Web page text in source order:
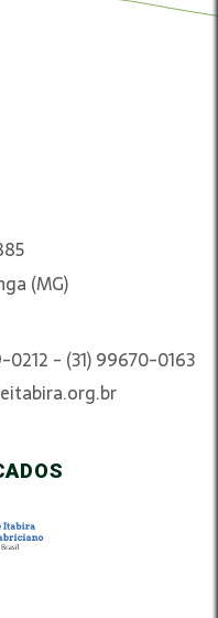
(MG)
0212 - (31) 99670-0163